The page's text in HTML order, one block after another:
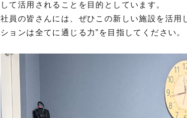
して活用されることを目的としています。
社員の皆さんには、ぜひこの新しい施設を活用
ションは全てに通じる力”を目指してください。